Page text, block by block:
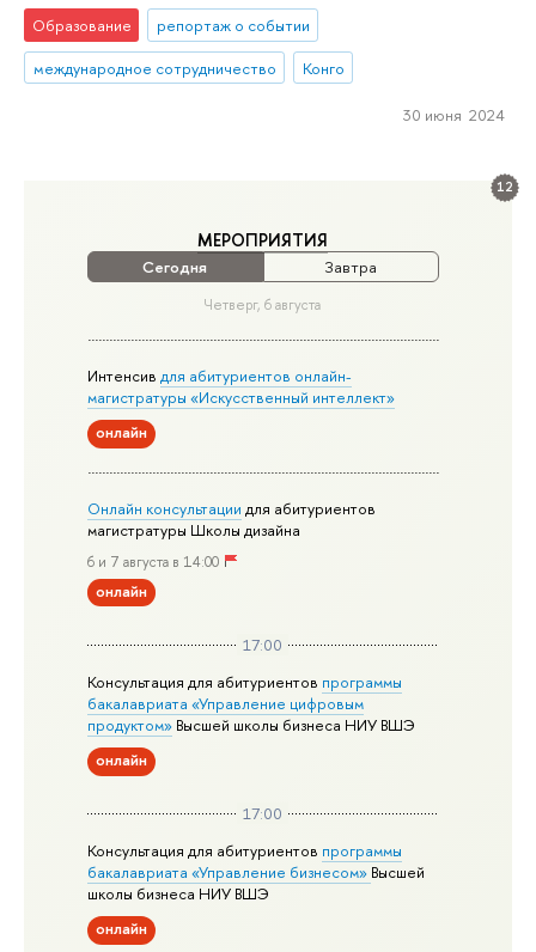
12
МЕРОПРИЯТИЯ
Сегодня Завтра
Четверг, 6 августа
Интенсивдля абитуриентов онлайн-
магистратуры «Искусственный интеллект»
онлайн
Онлайн консультации для абитуриентов
магистратуры Школы дизайна
6 и 7 августа в 14:00
онлайн
17:00
Консультация для абитуриентов программы
бакалавриата «Управление цифровым
продуктом» Высшей школы бизнеса НИУ ВШЭ
онлайн
17:00
Консультация для абитуриентов программы
бакалавриата «Управление бизнесом» Высшей
школы бизнеса НИУ ВШЭ
онлайн
Образование
репортаж о событии
международное сотрудничество
Конго
30 июня 2024